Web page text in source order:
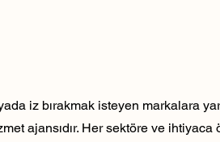
iz bırakmak isteyen markalara
ajansıdır. Her sektöre ve ihtiyaca